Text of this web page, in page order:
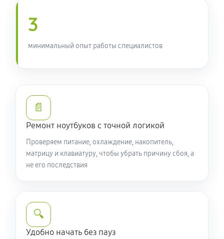
Замена южного моста ноутбука Acer 7 AN715-52-
76TL (NH.Q8EER.001)
Настройка Wi-Fi ноутбука Acer 7 AN715-52-76TL
(NH.Q8EER.001)
Ремонт петель крышки
1070 руб 50 минут
Установка драйверов ноутбука Acer 7 AN715-52-76TL
3
минимальный опыт работы специалистов
📄
Ремонт ноутбуков с точной логикой
Проверяем питание, охлаждение, накопитель,
матрицу и клавиатуру, чтобы убрать причину сбоя, а
не его последствия
🔍
Удобно начать без пауз